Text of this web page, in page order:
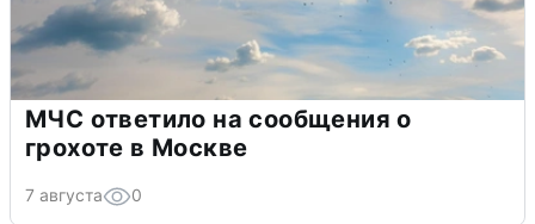
МЧС ответило на сообщения о
грохоте в Москве
7 августа 0